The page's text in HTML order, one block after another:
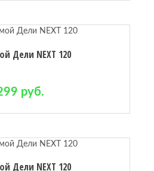
Дели NEXT 120
руб.
Дели NEXT 120